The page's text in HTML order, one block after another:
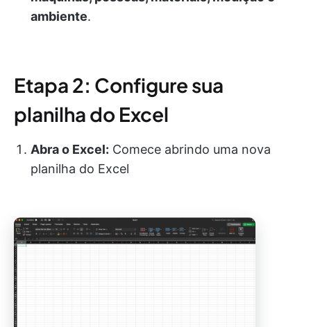
ambiente.
Etapa 2: Configure sua
planilha do Excel
Abra o Excel: Comece abrindo uma nova
planilha do Excel